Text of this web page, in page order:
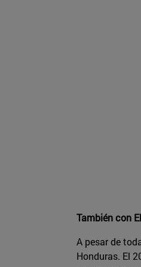
También con
A pesar de
Honduras. El